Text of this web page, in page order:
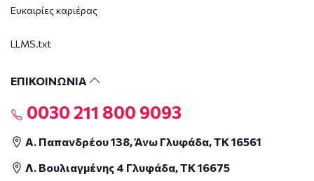
Ευκαιρίες καριέρας
LLMS.txt
ΕΠΙΚΟΙΝΩΝΙΑ
0030 211 800 9093
Α. Παπανδρέου 138, Άνω Γλυφάδα, ΤΚ 16561
Λ. Βουλιαγμένης 4 Γλυφάδα, ΤΚ 16675